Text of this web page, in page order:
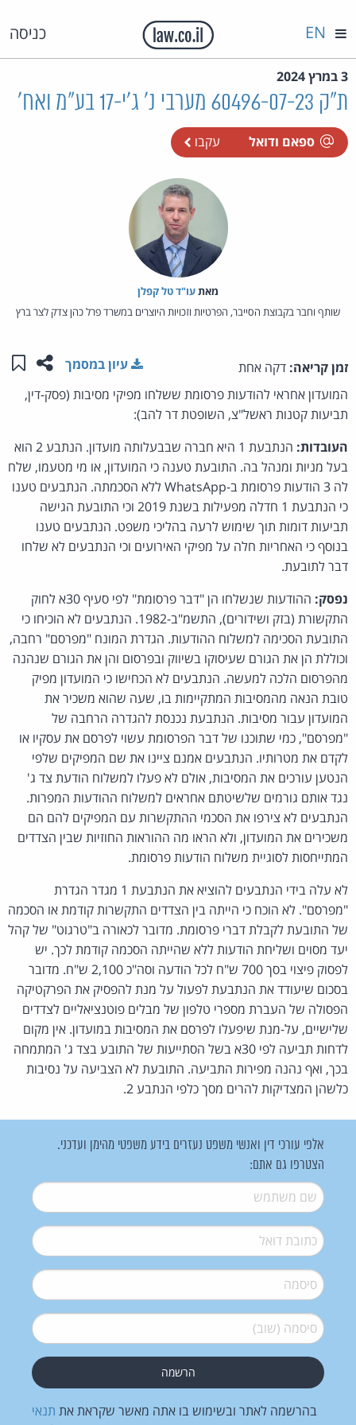
כניסה EN
3 במרץ 2024
ת"ק 60496-07-23 מערבי נ' ג'י-17 בע"מ ואח'
ספאם ודואל עקבו
מאת‏עו"ד טל קפלן
שותף וחבר בקבוצת הסייבר, הפרטיות וזכויות היוצרים במשרד פרל כהן צדק לצר ברץ
זמן קריאה: דקה אחת שתפו
עיון במסמך
המועדון אחראי להודעות פרסומת ששלחו מפיקי מסיבות (פסק-דין,
תביעות קטנות ראשל"צ, השופטת דר להב):
העובדות:
הנתבעת 1 היא חברה שבבעלותה מועדון. הנתבע 2 הוא
בעל מניות ומנהל בה. התובעת טענה כי המועדון, או מי מטעמו, שלח
לה 3 הודעות פרסומת ב-WhatsApp ללא הסכמתה. הנתבעים טענו
כי הנתבעת 1 חדלה מפעילות בשנת 2019 וכי התובעת הגישה
תביעות דומות תוך שימוש לרעה בהליכי משפט. הנתבעים טענו
בנוסף כי האחריות חלה על מפיקי האירועים וכי הנתבעים לא שלחו
דבר לתובעת.
נפסק:
ההודעות שנשלחו הן "דבר פרסומת" לפי סעיף 30א לחוק
התקשורת (בזק ושידורים), התשמ"ב-1982. הנתבעים לא הוכיחו כי
התובעת הסכימה למשלוח ההודעות. הגדרת המונח "מפרסם" רחבה,
וכוללת הן את הגורם שעיסוקו בשיווק ובפרסום והן את הגורם שנהנה
מהפרסום הלכה למעשה. הנתבעים לא הכחישו כי המועדון מפיק
טובת הנאה מהמסיבות המתקיימות בו, שעה שהוא משכיר את
המועדון עבור מסיבות. הנתבעת נכנסת להגדרה הרחבה של
"מפרסם", כמי שתוכנו של דבר הפרסומת עשוי לפרסם את עסקיו או
לקדם את מטרותיו. הנתבעים אמנם ציינו את שם המפיקים שלפי
הנטען עורכים את המסיבות, אולם לא פעלו למשלוח הודעת צד ג'
נגד אותם גורמים שלשיטתם אחראים למשלוח ההודעות המפרות.
הנתבעים לא צירפו את הסכמי ההתקשרות עם המפיקים להם הם
משכירים את המועדון, ולא הראו מה ההוראות החוזיות שבין הצדדים
המתייחסות לסוגיית משלוח הודעות פרסומת.
לא עלה בידי הנתבעים להוציא את הנתבעת 1 מגדר הגדרת
"מפרסם". לא הוכח כי הייתה בין הצדדים התקשרות קודמת או הסכמה
של התובעת לקבלת דברי פרסומת. מדובר לכאורה ב"טרגוט" של קהל
יעד מסוים ושליחת הודעות ללא שהייתה הסכמה קודמת לכך. יש
לפסוק פיצוי בסך 700 ש"ח לכל הודעה וסה"כ 2,100 ש"ח. מדובר
בסכום שיעודד את הנתבעת לפעול על מנת להפסיק את הפרקטיקה
הפסולה של העברת מספרי טלפון של מבלים פוטנציאליים לצדדים
שלישיים, על-מנת שיפעלו לפרסם את המסיבות במועדון. אין מקום
לדחות תביעה לפי 30א בשל הסתייעות של התובע בצד ג' המתמחה
בכך, ואף נהנה מפירות התביעה. התובעת לא הצביעה על נסיבות
כלשהן המצדיקות להרים מסך כלפי הנתבע 2.
אלפי עורכי דין ואנשי משפט נעזרים בידע משפטי מהימן ועדכני.
הצטרפו גם אתם:
שם משתמש*
דואל*
סיסמה*
סיסמה (שוב)*
בהרשמה לאתר ובשימוש בו אתה מאשר שקראת את תנאי